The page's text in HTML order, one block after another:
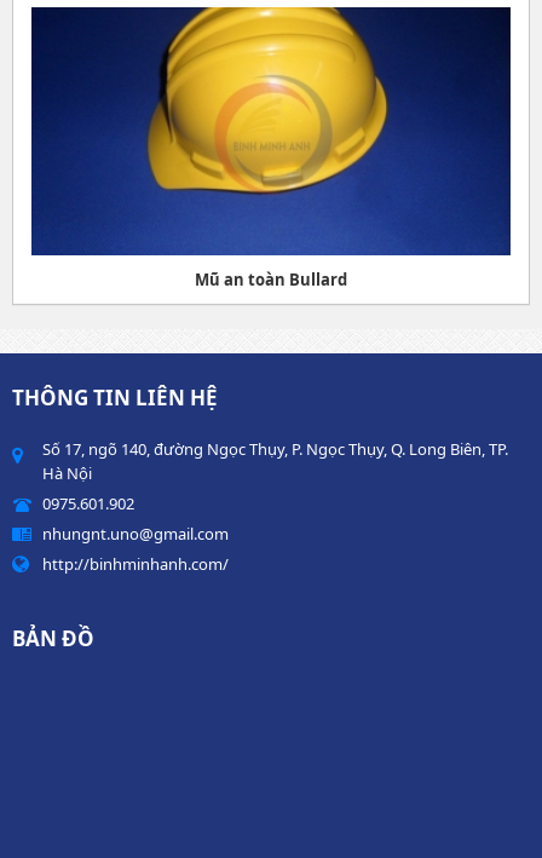
Mũ an toàn Bullard
THÔNG TIN LIÊN HỆ
Số 17, ngõ 140, đường Ngọc Thụy, P. Ngọc Thụy, Q. Long Biên, TP.
Hà Nội
0975.601.902
nhungnt.uno@gmail.com
http://binhminhanh.com/
BẢN ĐỒ